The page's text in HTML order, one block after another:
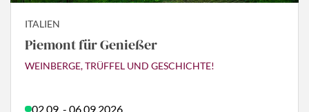
ITALIEN
Piemont für Genießer
WEINBERGE, TRÜFFEL UND GESCHICHTE!
02.09. - 06.09.2026